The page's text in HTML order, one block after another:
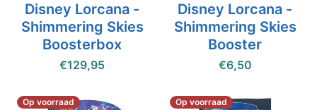
Disney Lorcana -
Shimmering Skies
Boosterbox
€129,95
Disney Lorcana -
Shimmering Skies
Booster
€6,50
Op voorraad Op voorraad